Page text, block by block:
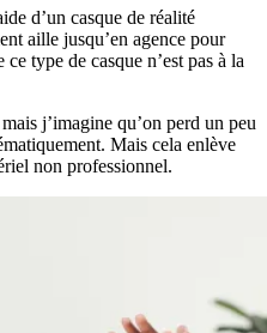
d’un casque de réalité
aille jusqu’en agence pour
type de casque n’est pas à la
j’imagine qu’on perd un peu
Mais cela enlève
non professionnel.